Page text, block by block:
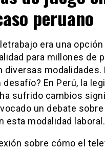
peruano
era una opción
para millones de
modalidades.
En Perú, la
sufrido cambios
un debate
esta modalidad laboral.
sobre cómo el